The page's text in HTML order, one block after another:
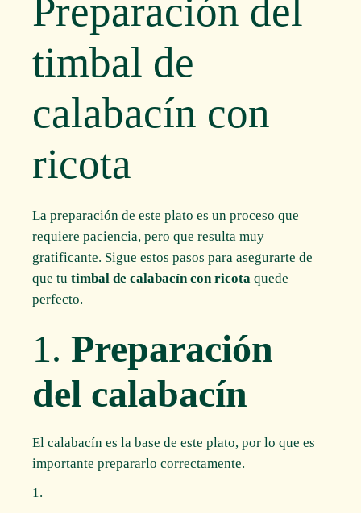
Preparación del
timbal de
calabacín con
ricota
La preparación de este plato es un proceso que
requiere paciencia, pero que resulta muy
gratificante. Sigue estos pasos para asegurarte de
que tutimbal de calabacín con ricota quede
perfecto.
1.Preparación
del calabacín
El calabacín es la base de este plato, por lo que es
importante prepararlo correctamente.